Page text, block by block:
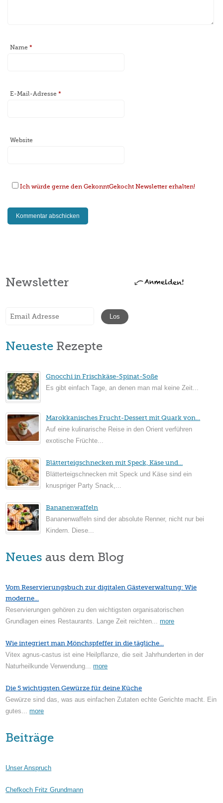
Name*
E-Mail-Adresse*
Website
Ich würde gerne den GekonntGekocht Newsletter erhalten!
Newsletter
Neueste Rezepte
Gnocchi in Frischkäse-Spinat-Soße
Es gibt einfach Tage, an denen man mal keine Zeit...
Marokkanisches Frucht-Dessert mit Quark von...
Auf eine kulinarische Reise in den Orient verführen
exotische Früchte...
Blätterteigschnecken mit Speck, Käse und...
Blätterteigschnecken mit Speck und Käse sind ein
knuspriger Party Snack,...
Bananenwaffeln
Bananenwaffeln sind der absolute Renner, nicht nur bei
Kindern. Diese...
Neues aus dem Blog
Vom Reservierungsbuch zur digitalen Gästeverwaltung: Wie
moderne...
Reservierungen gehören zu den wichtigsten organisatorischen
Grundlagen eines Restaurants. Lange Zeit reichten...more
Wie integriert man Mönchspfeffer in die tägliche...
Vitex agnus-castus ist eine Heilpflanze, die seit Jahrhunderten in der
Naturheilkunde Verwendung...more
Die 5 wichtigsten Gewürze für deine Küche
Gewürze sind das, was aus einfachen Zutaten echte Gerichte macht. Ein
gutes...more
Beiträge
Unser Anspruch
Chefkoch Fritz Grundmann